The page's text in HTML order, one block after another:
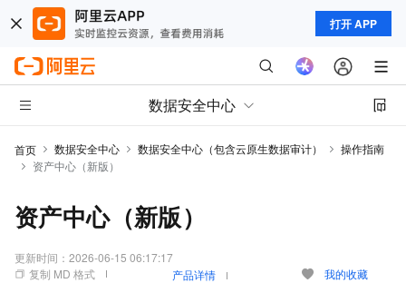
打开 APP
数据安全中心
首页 数据安全中心 数据安全中心（包含云原生数据审计）
操作指南
资产中心（新版）
资产中心（新版）
更新时间： 2026-06-15 06:17:17
复制 MD 格式
产品详情 我的收藏